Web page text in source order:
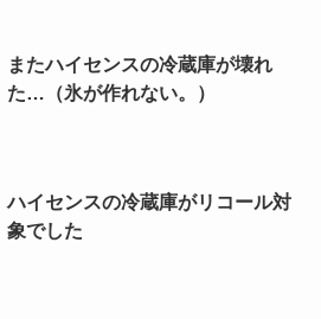
またハイセンスの冷蔵庫が壊れ
た…（氷が作れない。）
ハイセンスの冷蔵庫がリコール対
象でした